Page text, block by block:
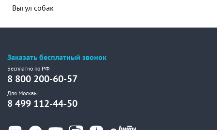
Выгул собак
Заказать бесплатный звонок
Бесплатно по РФ
8 800 200-60-57
Для Москвы
8 499 112-44-50